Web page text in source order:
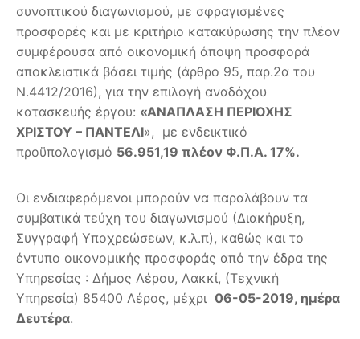
συνοπτικού διαγωνισμού, με σφραγισμένες
προσφορές και με κριτήριο κατακύρωσης την πλέον
συμφέρουσα από οικονομική άποψη προσφορά
αποκλειστικά βάσει τιμής (άρθρο 95, παρ.2α του
Ν.4412/2016), για την επιλογή αναδόχου
κατασκευής έργου: «ΑΝΑΠΛΑΣΗ ΠΕΡΙΟΧΗΣ
ΧΡΙΣΤΟΥ – ΠΑΝΤΕΛΙ», με ενδεικτικό
προϋπολογισμό 56.951,19 πλέον Φ.Π.Α. 17%.
Οι ενδιαφερόμενοι μπορούν να παραλάβουν τα
συμβατικά τεύχη του διαγωνισμού (Διακήρυξη,
Συγγραφή Υποχρεώσεων, κ.λ.π), καθώς και το
έντυπο οικονομικής προσφοράς από την έδρα της
Υπηρεσίας : Δήμος Λέρου, Λακκί, (Τεχνική
Υπηρεσία) 85400 Λέρος, μέχρι 06-05-2019, ημέρα
Δευτέρα.